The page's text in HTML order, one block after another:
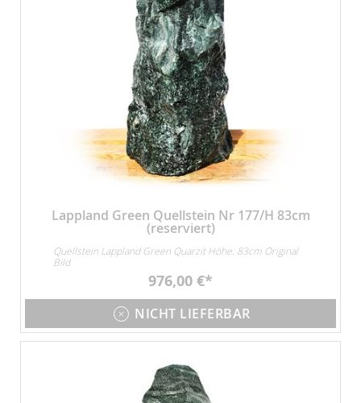
Lappland Green Quellstein Nr 177/H 83cm
(reserviert)
Quellstein Lappland Green Quarzit Höhe: 83cm Original
Bild
976,00 €
NICHT LIEFERBAR